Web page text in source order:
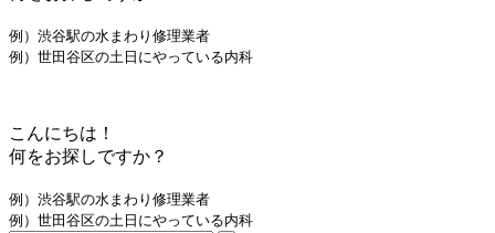
例）渋谷駅の水まわり修理業者
例）世田谷区の土日にやっている内科
こんにちは！
何をお探しですか？
例）渋谷駅の水まわり修理業者
例）世田谷区の土日にやっている内科